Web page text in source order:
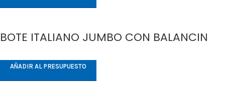
BOTE ITALIANO JUMBO CON BALANCIN
AÑADIR AL PRESUPUESTO